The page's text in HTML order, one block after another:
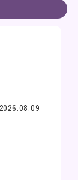
2026.08.09